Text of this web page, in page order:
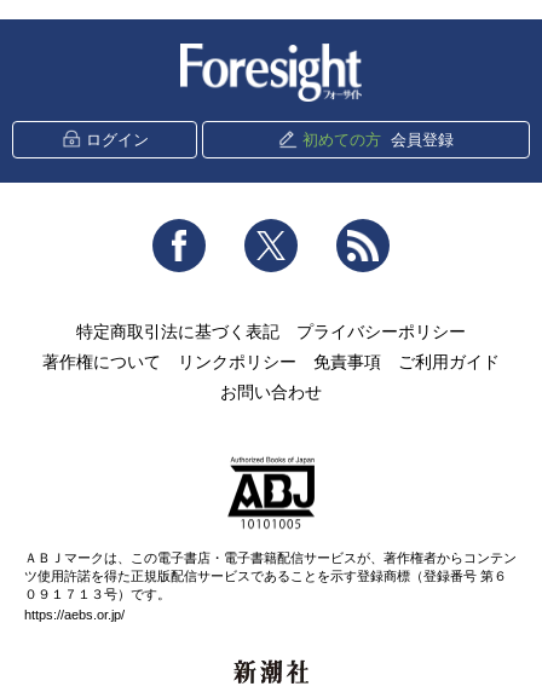
ログイン 初めての方 会員登録
Facebook Twitter
特定商取引法に基づく表記
プライバシーポリシー
著作権について
リンクポリシー 免責事項
ご利用ガイド
お問い合わせ
ＡＢＪマークは、この電子書店・電子書籍配信サービスが、著作権者からコンテン
ツ使用許諾を得た正規版配信サービスであることを示す登録商標（登録番号 第６
０９１７１３号）です。
https://aebs.or.jp/